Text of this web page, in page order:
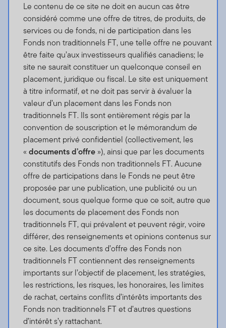
Le contenu de ce site ne doit en aucun cas être
considéré comme une offre de titres, de produits, de
services ou de fonds, ni de participation dans les
Fonds non traditionnels FT, une telle offre ne pouvant
être faite qu’aux investisseurs qualifiés canadiens; le
site ne saurait constituer un quelconque conseil en
placement, juridique ou fiscal. Le site est uniquement
à titre informatif, et ne doit pas servir à évaluer la
valeur d’un placement dans les Fonds non
traditionnels FT. Ils sont entièrement régis par la
convention de souscription et le mémorandum de
placement privé confidentiel (collectivement, les
« documents d’offre»), ainsi que par les documents
constitutifs des Fonds non traditionnels FT. Aucune
offre de participations dans le Fonds ne peut être
proposée par une publication, une publicité ou un
document, sous quelque forme que ce soit, autre que
les documents de placement des Fonds non
traditionnels FT, qui prévalent et peuvent régir, voire
différer, des renseignements et opinions contenus sur
ce site. Les documents d’offre des Fonds non
traditionnels FT contiennent des renseignements
importants sur l’objectif de placement, les stratégies,
les restrictions, les risques, les honoraires, les limites
de rachat, certains conflits d’intérêts importants des
Fonds non traditionnels FT et d’autres questions
d’intérêt s’y rattachant.